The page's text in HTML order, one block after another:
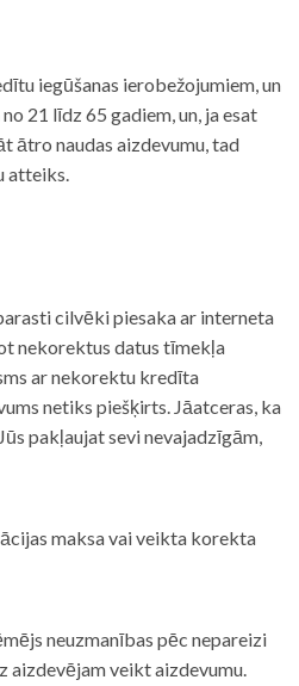
iegūšanas ierobežojumiem, un
21 līdz 65 gadiem, un, ja esat
ātro naudas aizdevumu, tad
atteiks.
cilvēki piesaka ar interneta
nekorektus datus tīmekļa
ar nekorektu kredīta
netiks piešķirts. Jāatceras, ka
pakļaujat sevi nevajadzīgām,
maksa vai veikta korekta
neuzmanības pēc nepareizi
aizdevējam veikt aizdevumu.